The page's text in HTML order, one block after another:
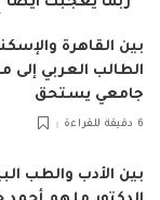
بين القاهرة
الطالب العربي إلى
جامعي يستحق
6 دقيقة للقراءة
بين الأدب والطب